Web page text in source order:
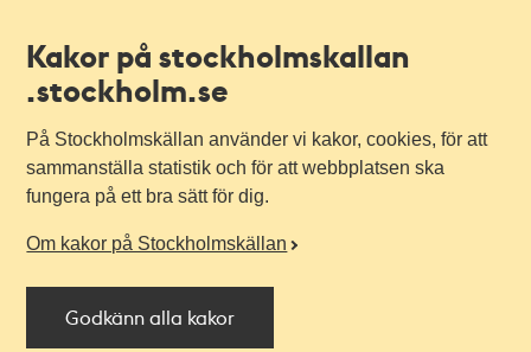
Kakor på stockholmskallan
.stockholm.se
På Stockholmskällan använder vi kakor, cookies, för att
sammanställa statistik och för att webbplatsen ska
fungera på ett bra sätt för dig.
Om kakor på Stockholmskällan
Godkänn alla kakor